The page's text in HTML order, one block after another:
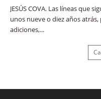
JESÚS COVA. Las líneas que
unos nueve o diez años
adiciones,...